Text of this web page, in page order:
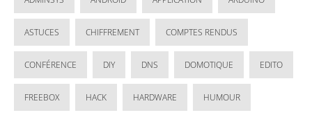
ASTUCES CHIFFREMENT COMPTES RENDUS
CONFÉRENCE DIY DNS DOMOTIQUE EDITO
FREEBOX HACK HARDWARE HUMOUR